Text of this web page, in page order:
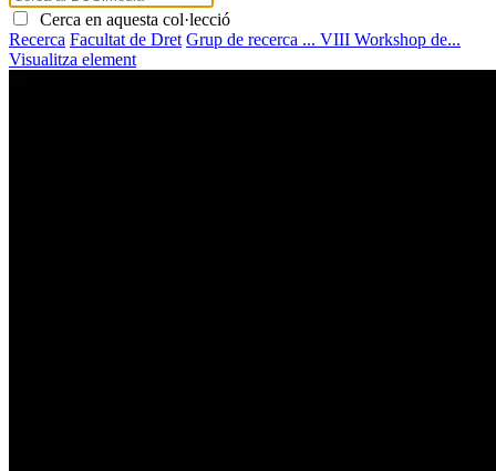
Cerca en aquesta col·lecció
Recerca Facultat de Dret Grup de recerca ... VIII Workshop de...
Visualitza element